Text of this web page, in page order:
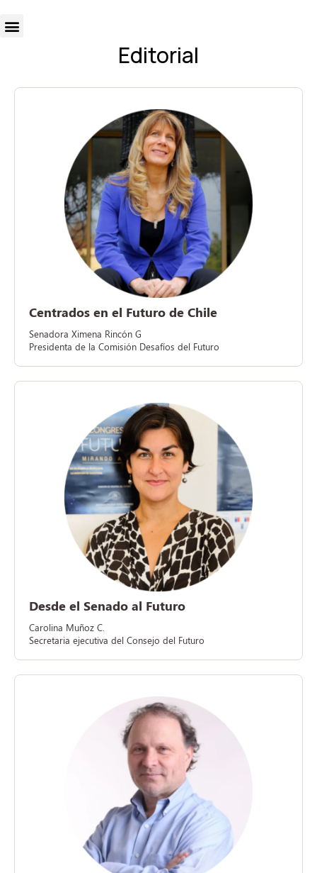
Editorial
Centrados en el Futuro de Chile
Senadora Ximena Rincón G
Presidenta de la Comisión Desafíos del Futuro
Desde el Senado al Futuro
Carolina Muñoz C.
Secretaria ejecutiva del Consejo del Futuro